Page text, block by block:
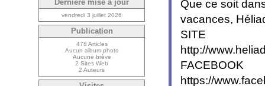
Que ce soit
vacances,
SITE
http://
FACEBOOK
https://
Dernière mise à jour
vendredi 3 juillet 2026
Publication
478 Articles
Aucun album photo
Aucune brève
2 Sites Web
2 Auteurs